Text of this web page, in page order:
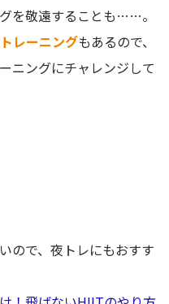
を敬遠することも……。
レーニングもあるので、
ニングにチャレンジして
ので、夜トレにもおすす